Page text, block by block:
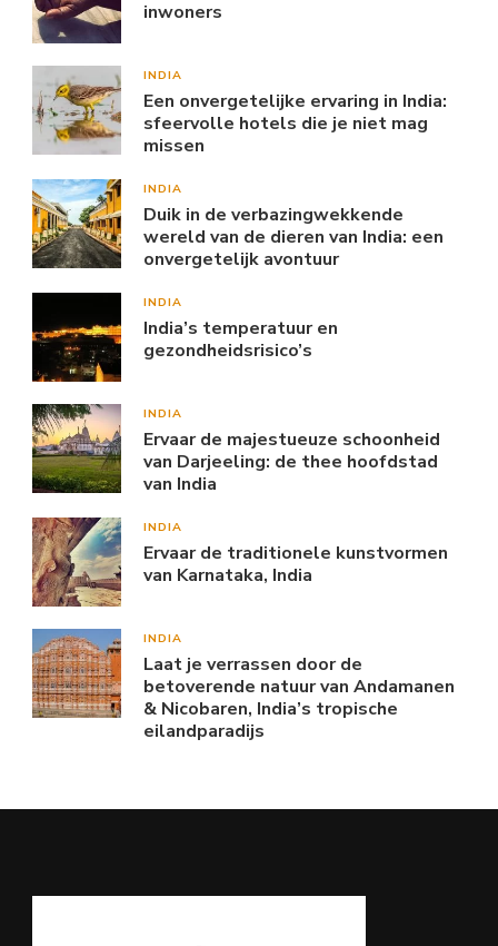
inwoners
INDIA
Een onvergetelijke ervaring in India:
sfeervolle hotels die je niet mag
missen
INDIA
Duik in de verbazingwekkende
wereld van de dieren van India: een
onvergetelijk avontuur
INDIA
India’s temperatuur en
gezondheidsrisico’s
INDIA
Ervaar de majestueuze schoonheid
van Darjeeling: de thee hoofdstad
van India
INDIA
Ervaar de traditionele kunstvormen
van Karnataka, India
INDIA
Laat je verrassen door de
betoverende natuur van Andamanen
& Nicobaren, India’s tropische
eilandparadijs